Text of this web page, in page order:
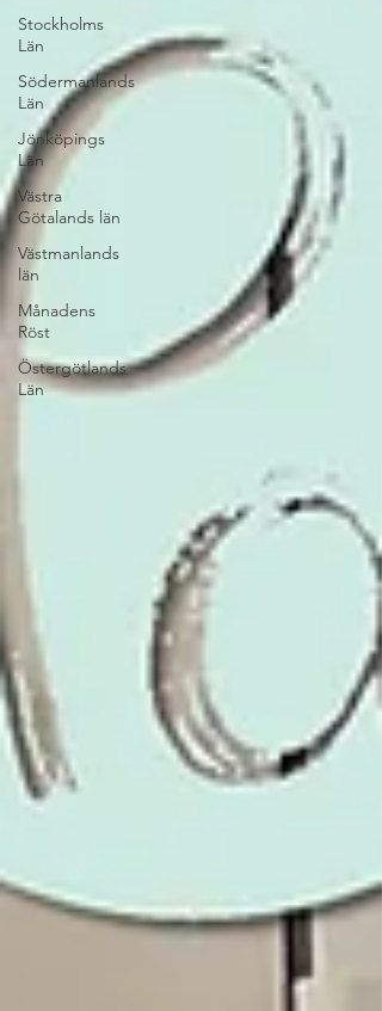
Stockholms
Län
Södermanlands
Län
Jönköpings
Län
Västra
Götalands län
Västmanlands
län
Månadens
Röst
Östergötlands
Län